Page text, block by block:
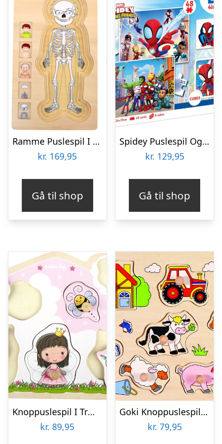
Ramme Puslespil I Træ – Anatomi – Dreng – Small Foot
kr. 169,95
Gå til shop
Spidey Puslespil Og Vendespil – Edukit 4-i-1 – Clementoni
kr. 129,95
Gå til shop
Knoppuslespil I Træ – 6 Brikker – Lillie & Ellie
kr. 89,95
Goki Knoppuslespil – Bondegård – Træ – 9 Brikker
kr. 79,95